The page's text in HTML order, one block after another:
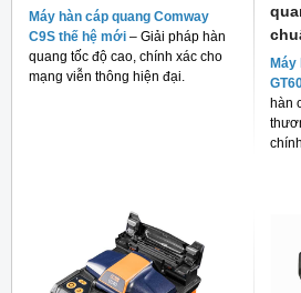
Máy hàn cáp quang Comway
C9S thế hệ mới – Giải pháp hàn
quang tốc độ cao, chính xác cho
mạng viễn thông hiện đại.
Máy
hàn